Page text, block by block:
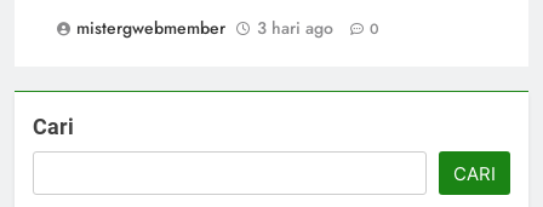
mistergwebmember
3 hari ago 0
Cari
CARI